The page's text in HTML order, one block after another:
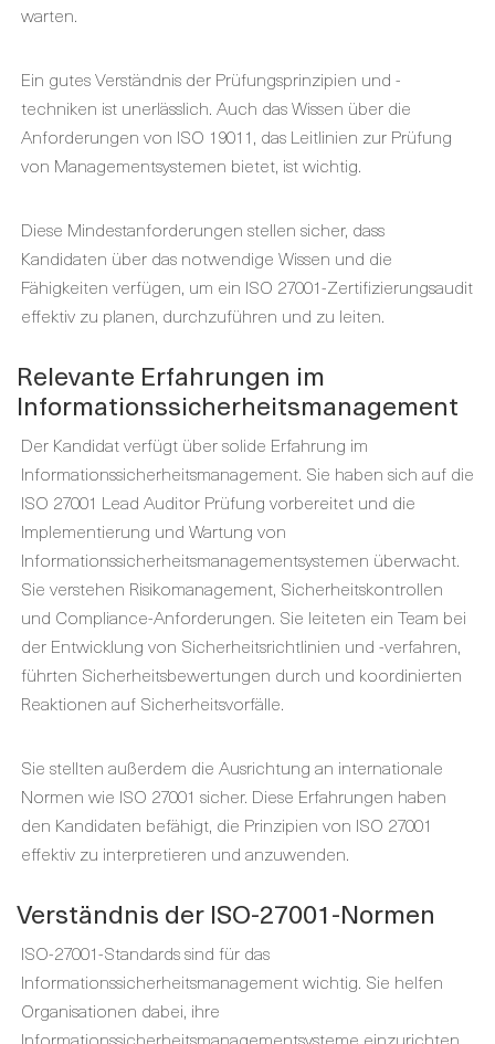
warten.
Ein gutes Verständnis der Prüfungsprinzipien und -
techniken ist unerlässlich. Auch das Wissen über die
Anforderungen von ISO 19011, das Leitlinien zur Prüfung
von Managementsystemen bietet, ist wichtig.
Diese Mindestanforderungen stellen sicher, dass
Kandidaten über das notwendige Wissen und die
Fähigkeiten verfügen, um ein ISO 27001-Zertifizierungsaudit
effektiv zu planen, durchzuführen und zu leiten.
Relevante Erfahrungen im
Informationssicherheitsmanagement
Der Kandidat verfügt über solide Erfahrung im
Informationssicherheitsmanagement. Sie haben sich auf die
ISO 27001 Lead Auditor Prüfung vorbereitet und die
Implementierung und Wartung von
Informationssicherheitsmanagementsystemen überwacht.
Sie verstehen Risikomanagement, Sicherheitskontrollen
und Compliance-Anforderungen. Sie leiteten ein Team bei
der Entwicklung von Sicherheitsrichtlinien und -verfahren,
führten Sicherheitsbewertungen durch und koordinierten
Reaktionen auf Sicherheitsvorfälle.
Sie stellten außerdem die Ausrichtung an internationale
Normen wie ISO 27001 sicher. Diese Erfahrungen haben
den Kandidaten befähigt, die Prinzipien von ISO 27001
effektiv zu interpretieren und anzuwenden.
Verständnis der ISO-27001-Normen
ISO-27001-Standards sind für das
Informationssicherheitsmanagement wichtig. Sie helfen
Organisationen dabei, ihre
Informationssicherheitsmanagementsysteme einzurichten,